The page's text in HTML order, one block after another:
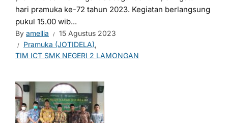
hari pramuka ke-72 tahun 2023. Kegiatan berlangsung
pukul 15.00 wib...
By amellia
15 Agustus 2023
Pramuka (JOTIDELA),
TIM ICT SMK NEGERI 2 LAMONGAN